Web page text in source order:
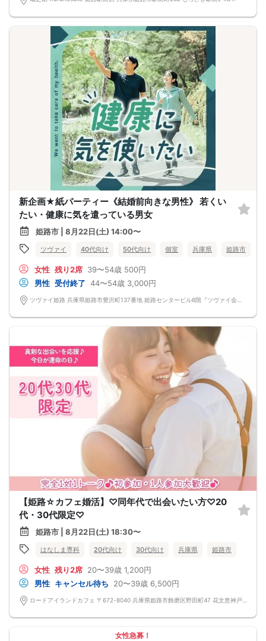
新企画★紙パーティー《結婚前向きな男性》 若くい
たい・健康に気を遣っている男女
姫路市 | 8月22日(土) 14:00〜
ツヴァイ 40代向け 50代向け 個室 兵庫県 姫路市
女性 残り2席 39〜54歳 500円
男性 受付終了 44〜54歳 3,000円
【姫路☆カフェ婚活】♡同年代で出会いたい方♡20
代・30代限定♡
姫路市 | 8月22日(土) 18:30〜
はなしま専科 20代向け 30代向け 兵庫県 姫路市
女性 残り2席 20〜39歳 1,200円
男性 キャンセル待ち 20〜39歳 6,500円
女性急募！